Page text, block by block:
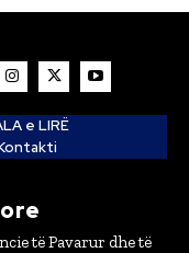
e LIRË
të Pavarur dhe të